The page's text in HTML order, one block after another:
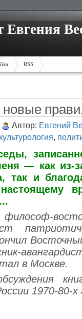
Евгения
RSS
новые
Автор: Евгений
культурология,
— как из-
так и
в Москве.
1970-80-х